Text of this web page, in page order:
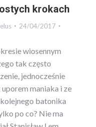
krokach
24/04/2017
wiosennym
tak często
jednocześnie
maniaka i ze
batonika
po co? Nie ma